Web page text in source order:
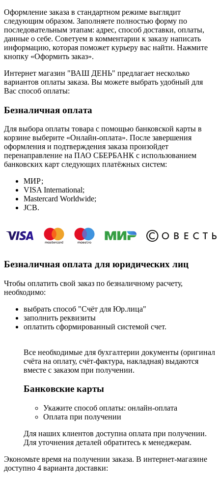
Оформление заказа в стандартном режиме выглядит
следующим образом. Заполняете полностью форму по
последовательным этапам: адрес, способ доставки, оплаты,
данные о себе. Советуем в комментарии к заказу написать
информацию, которая поможет курьеру вас найти. Нажмите
кнопку «Оформить заказ».
Интернет магазин "ВАШ ДЕНЬ" предлагает несколько
вариантов оплаты заказа. Вы можете выбрать удобный для
Вас способ оплаты:
Безналичная оплата
Для выбора оплаты товара с помощью банковской карты в
корзине выберите «Онлайн-оплата». После завершения
оформления и подтверждения заказа произойдет
перенаправление на ПАО СБЕРБАНК с использованием
банковских карт следующих платёжных систем:
МИР;
VISA International;
Mastercard Worldwide;
JCB.
Безналичная оплата для юридических лиц
Чтобы оплатить свой заказ по безналичному расчету,
необходимо:
выбрать способ "Счёт для Юр.лица"
заполнить реквизиты
оплатить сформированный системой счет.
Все необходимые для бухгалтерии документы (оригинал
счёта на оплату, счёт-фактура, накладная) выдаются
вместе с заказом при получении.
Банковские карты
Укажите способ оплаты: онлайн-оплата
Оплата при получении
Для наших клиентов доступна оплата при получении.
Для уточнения деталей обратитесь к менеджерам.
Экономьте время на получении заказа. В интернет-магазине
доступно 4 варианта доставки: